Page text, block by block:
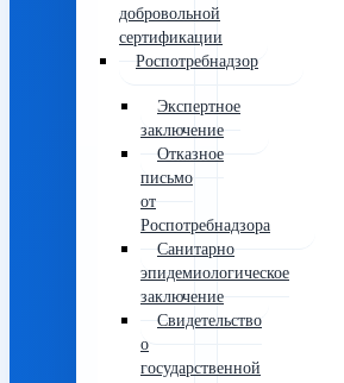
добровольной
сертификации
Роспотребнадзор
Экспертное
заключение
Отказное
письмо
от
Роспотребнадзора
Санитарно
эпидемиологическое
заключение
Свидетельство
о
государственной